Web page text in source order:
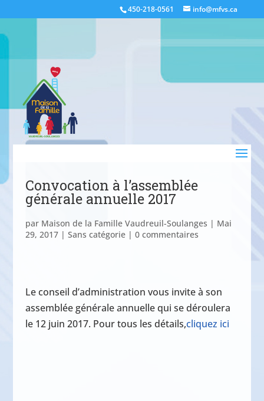
450-218-0561 info@mfvs.ca
Convocation à l’assemblée
générale annuelle 2017
par Maison de la Famille Vaudreuil-Soulanges | Mai
29, 2017| Sans catégorie| 0 commentaires
Le conseil d’administration vous invite à son
assemblée générale annuelle qui se déroulera
le 12 juin 2017. Pour tous les détails,cliquez ici